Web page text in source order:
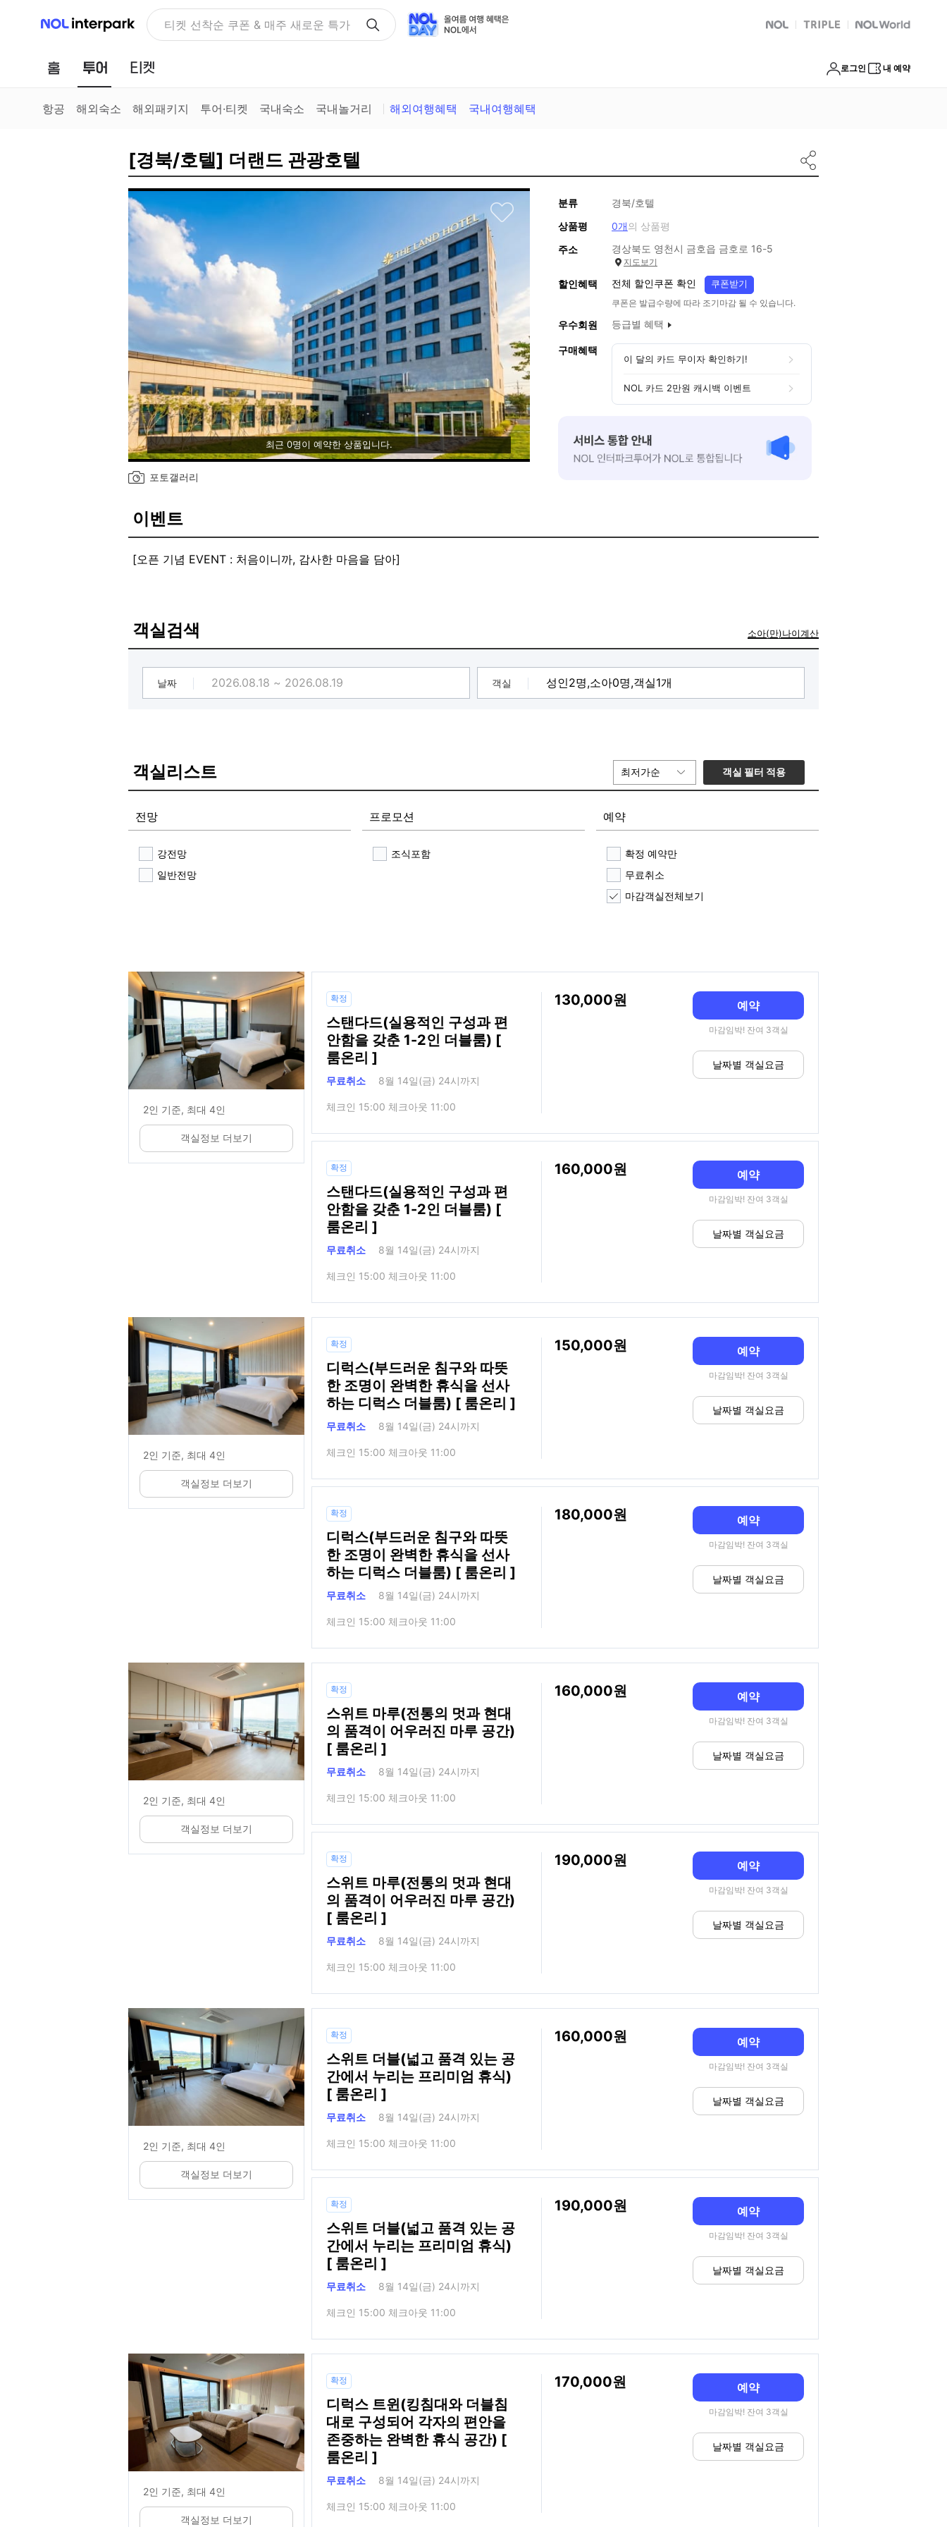
NOL 인터파크 NOLDAY, 최대 70% 여행 혜택 NOL 트리플 Global Interpark
홈 투어 로그인 내 예약
항공 해외숙소 해외패키지 투어·티켓 국내숙소 국내놀거리 해외여행혜택 국내여행혜택
[경북/호텔] 더랜드 관광호텔
최근 0명이 예약한 상품입니다.
포토갤러리
분류
경북/호텔
상품평
0개의 상품평
주소
경상북도 영천시 금호읍 금호로 16-5
지도보기
할인혜택 전체 할인쿠폰 확인 쿠폰받기
쿠폰은 발급수량에 따라 조기마감 될 수 있습니다.
우수회원 등급별 혜택
구매혜택
이 달의 카드 무이자 확인하기!
NOL 카드 2만원 캐시백 이벤트
이벤트
[오픈 기념 EVENT : 처음이니까, 감사한 마음을 담아]
객실검색 소아(만)나이계산
날짜 객실
객실리스트 최저가순 객실 필터 적용
전망
강전망
일반전망
프로모션
조식포함
예약
확정 예약만
무료취소
마감객실전체보기
2인 기준, 최대 4인
객실정보 더보기
확정
스탠다드(실용적인 구성과 편
안함을 갖춘 1-2인 더블룸) [
룸온리 ]
무료취소 8월 14일(금) 24시까지
체크인 15:00 체크아웃 11:00
130,000 예약
마감임박! 잔여 3객실
날짜별 객실요금
확정
스탠다드(실용적인 구성과 편
안함을 갖춘 1-2인 더블룸) [
룸온리 ]
무료취소 8월 14일(금) 24시까지
체크인 15:00 체크아웃 11:00
160,000 예약
마감임박! 잔여 3객실
날짜별 객실요금
2인 기준, 최대 4인
객실정보 더보기
확정
디럭스(부드러운 침구와 따뜻
한 조명이 완벽한 휴식을 선사
하는 디럭스 더블룸) [ 룸온리 ]
무료취소 8월 14일(금) 24시까지
체크인 15:00 체크아웃 11:00
150,000 예약
마감임박! 잔여 3객실
날짜별 객실요금
확정
디럭스(부드러운 침구와 따뜻
한 조명이 완벽한 휴식을 선사
하는 디럭스 더블룸) [ 룸온리 ]
무료취소 8월 14일(금) 24시까지
체크인 15:00 체크아웃 11:00
180,000 예약
마감임박! 잔여 3객실
날짜별 객실요금
2인 기준, 최대 4인
객실정보 더보기
확정
스위트 마루(전통의 멋과 현대
의 품격이 어우러진 마루 공간)
[ 룸온리 ]
무료취소 8월 14일(금) 24시까지
체크인 15:00 체크아웃 11:00
160,000 예약
마감임박! 잔여 3객실
날짜별 객실요금
확정
스위트 마루(전통의 멋과 현대
의 품격이 어우러진 마루 공간)
[ 룸온리 ]
무료취소 8월 14일(금) 24시까지
체크인 15:00 체크아웃 11:00
190,000 예약
마감임박! 잔여 3객실
날짜별 객실요금
2인 기준, 최대 4인
객실정보 더보기
확정
스위트 더블(넓고 품격 있는 공
간에서 누리는 프리미엄 휴식)
[ 룸온리 ]
무료취소 8월 14일(금) 24시까지
체크인 15:00 체크아웃 11:00
160,000 예약
마감임박! 잔여 3객실
날짜별 객실요금
확정
스위트 더블(넓고 품격 있는 공
간에서 누리는 프리미엄 휴식)
[ 룸온리 ]
무료취소 8월 14일(금) 24시까지
체크인 15:00 체크아웃 11:00
190,000 예약
마감임박! 잔여 3객실
날짜별 객실요금
2인 기준, 최대 4인
객실정보 더보기
확정
디럭스 트윈(킹침대와 더블침
대로 구성되어 각자의 편안을
존중하는 완벽한 휴식 공간) [
룸온리 ]
무료취소 8월 14일(금) 24시까지
체크인 15:00 체크아웃 11:00
170,000 예약
마감임박! 잔여 3객실
날짜별 객실요금